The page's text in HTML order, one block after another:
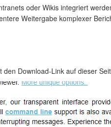
oder Wikis integriert
Weitergabe komplexer
den Download-Link auf dieser